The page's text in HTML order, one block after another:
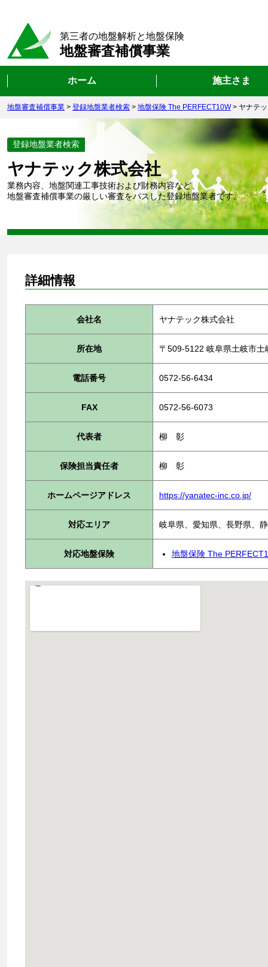
第三者の地盤解析と地盤保険
地盤審査補償事業
ホーム 施主さま
地盤審査補償事業 > 登録地盤業者検索 > 地盤保険 The PERFECT10W> ヤナテ
登録地盤業者検索
ヤナテック株式会社
業務内容、地盤関連工事技術および財務内容など、
地盤審査補償事業の厳しい審査をパスした登録地盤業者です。
詳細情報
会社名 ヤナテック株式会社
所在地 〒509-5122 岐阜県土岐市
電話番号 0572-56-6434
FAX 0572-56-6073
代表者 柳 彰
保険担当責任者 柳 彰
ホームページアドレス https://yanatec-inc.co.jp/
対応エリア 岐阜県、愛知県、長野県、
対応地盤保険 地盤保険 The